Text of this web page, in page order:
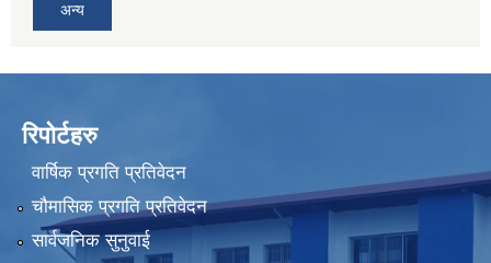
अन्य
रिपोर्टहरु
वार्षिक प्रगति प्रतिवेदन
चौमासिक प्रगति प्रतिवेदन
सार्वजनिक सुनुवाई